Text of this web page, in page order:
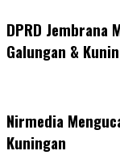
DPRD Jembrana
Galungan &
Nirmedia
Kuningan